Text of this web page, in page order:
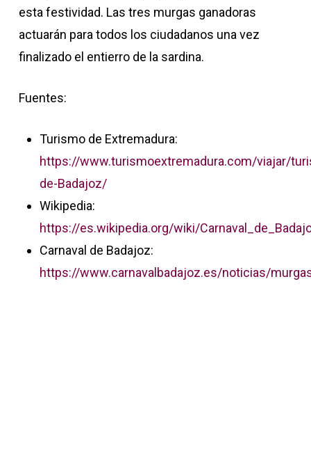
esta festividad. Las tres murgas ganadoras
actuarán para todos los ciudadanos una vez
finalizado el entierro de la sardina.
Fuentes:
Turismo de Extremadura:
https://www.turismoextremadura.com/viajar/
de-Badajoz/
Wikipedia:
https://es.wikipedia.org/wiki/
Carnaval de Badajoz:
https://www.carnavalbadajoz.es/noticias/